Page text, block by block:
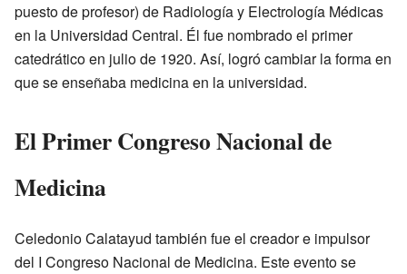
puesto de profesor) de Radiología y Electrología Médicas
en la Universidad Central. Él fue nombrado el primer
catedrático en julio de 1920. Así, logró cambiar la forma en
que se enseñaba medicina en la universidad.
El Primer Congreso Nacional de
Medicina
Celedonio Calatayud también fue el creador e impulsor
del I Congreso Nacional de Medicina. Este evento se